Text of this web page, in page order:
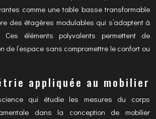
comme une table basse transformable
des étagères modulables qui s’adaptent à
Ces éléments polyvalents permettent de
de l’espace sans compromettre le confort ou
appliquée au mobilier
science qui étudie les mesures du corps
dans la conception de mobilier